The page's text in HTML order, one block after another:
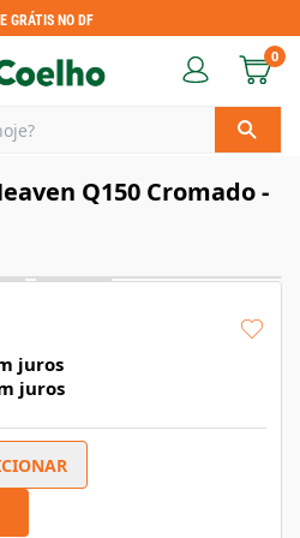
GRÁTIS NO DF
0
Q150 Cromado -
juros
juros